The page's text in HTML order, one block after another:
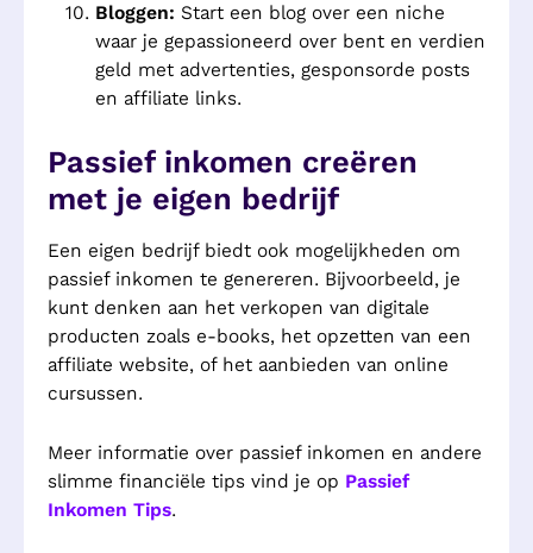
Bloggen: Start een blog over een niche
waar je gepassioneerd over bent en verdien
geld met advertenties, gesponsorde posts
en affiliate links.
Passief inkomen creëren
met je eigen bedrijf
Een eigen bedrijf biedt ook mogelijkheden om
passief inkomen te genereren. Bijvoorbeeld, je
kunt denken aan het verkopen van digitale
producten zoals e-books, het opzetten van een
affiliate website, of het aanbieden van online
cursussen.
Meer informatie over passief inkomen en andere
slimme financiële tips vind je op Passief
Inkomen Tips.